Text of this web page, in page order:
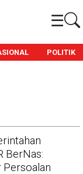
☰
POLITIK
BerNas:
Persoalan